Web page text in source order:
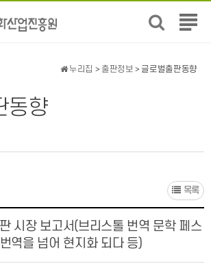
전
뉴
동향
누리집 > 출판정보 > 글로벌출판동향
목록
시장 보고서(브리스톨 번역 문학 페스
역을 넘어 현지화 되다 등)